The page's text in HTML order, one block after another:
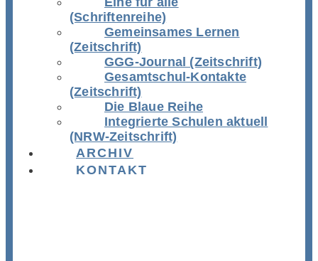
(Schriftenreihe)
Gemeinsames Lernen
(Zeitschrift)
GGG-Journal (Zeitschrift)
Gesamtschul-Kontakte
(Zeitschrift)
Die Blaue Reihe
Integrierte Schulen aktuell
(NRW-Zeitschrift)
ARCHIV
KONTAKT